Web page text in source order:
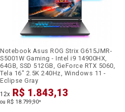
Notebook Asus ROG Strix G615JMR-
S5001W Gaming - Intel i9 14900HX,
64GB, SSD 512GB, GeForce RTX 5060,
Tela 16" 2.5K 240Hz, Windows 11 -
Eclipse Gray
12x R$ 1.843,13
ou R$ 18.799,90*